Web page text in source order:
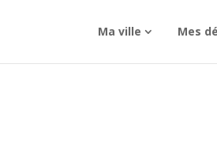
Ma ville Mes